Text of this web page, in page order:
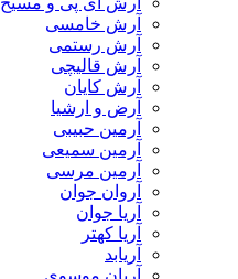
آرش خامسی
آرش رستمی
آرش قالیچی
آرش کایان
​آرض و ارشیا
آرمین حبیبی
آرمین سمیعی
آرمین مرسی
آروان جوان
آریا جوان
آریا کهتر
آریابد